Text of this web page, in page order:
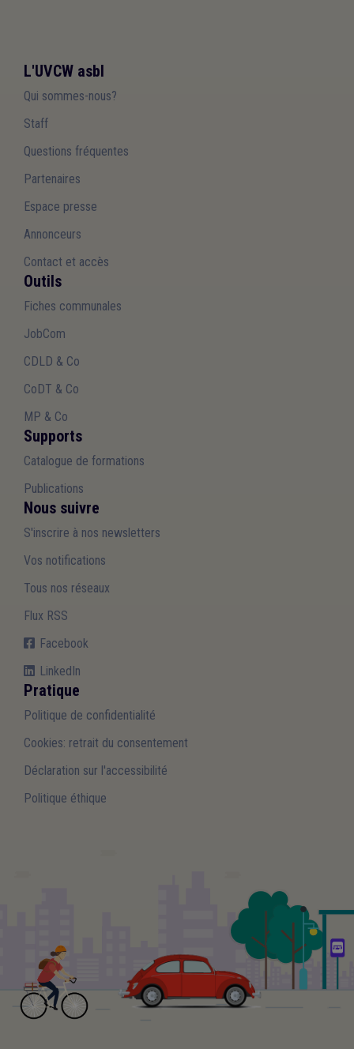
L'UVCW asbl
Qui sommes-nous?
Staff
Questions fréquentes
Partenaires
Espace presse
Annonceurs
Contact et accès
Outils
Fiches communales
JobCom
CDLD & Co
CoDT & Co
MP & Co
Supports
Catalogue de formations
Publications
Nous suivre
S'inscrire à nos newsletters
Vos notifications
Tous nos réseaux
Flux RSS
Facebook
LinkedIn
Pratique
Politique de confidentialité
Cookies: retrait du consentement
Déclaration sur l'accessibilité
Politique éthique